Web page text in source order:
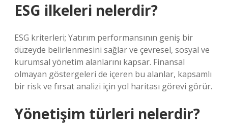
ESG ilkeleri nelerdir?
ESG kriterleri; Yatırım performansının geniş bir
düzeyde belirlenmesini sağlar ve çevresel, sosyal ve
kurumsal yönetim alanlarını kapsar. Finansal
olmayan göstergeleri de içeren bu alanlar, kapsamlı
bir risk ve fırsat analizi için yol haritası görevi görür.
Yönetişim türleri nelerdir?